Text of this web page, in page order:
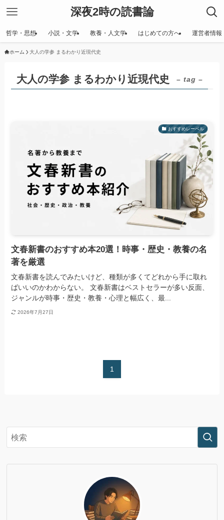
深夜2時の読書論
哲学・思想 小説・文学 教養・人文学 はじめての方へ 運営者情報
ホーム 大人の学参 まるわかり近現代史
大人の学参 まるわかり近現代史 – tag –
おすすめレーベル
文春新書のおすすめ本20選！時事・歴史・教養の名
著を厳選
文春新書を読んでみたいけど、種類が多くてどれから手に取れ
ばいいのかわからない。 文春新書はベストセラーが多い反面、
ジャンルが時事・歴史・教養・心理と幅広く、最...
2026年7月27日
1